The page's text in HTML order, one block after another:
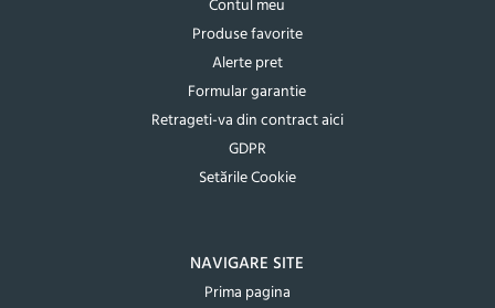
Contul meu
Produse favorite
Alerte pret
Formular garantie
Retrageti-va din contract aici
GDPR
Setările Cookie
NAVIGARE SITE
Prima pagina